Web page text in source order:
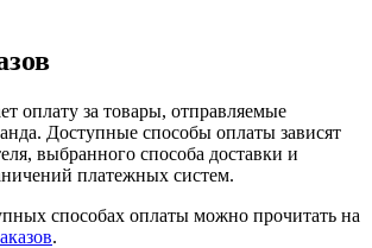
оплату за товары, отправляемые
Доступные способы оплаты зависят
выбранного способа доставки и
платежных систем.
способах оплаты можно прочитать на
.